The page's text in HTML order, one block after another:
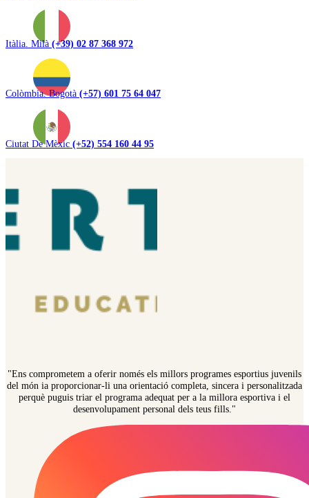
Itàlia. Milà (+39) 02 87 368 972
Colòmbia. Bogotà (+57) 601 75 64 047
Ciutat De Mèxic (+52) 554 160 44 95
"Ens comprometem a oferir només els millors programes esportius juvenils
del món ia proporcionar-li una orientació completa, sincera i personalitzada
perquè puguis triar el programa adequat per a la millora esportiva i el
desenvolupament personal dels teus fills."